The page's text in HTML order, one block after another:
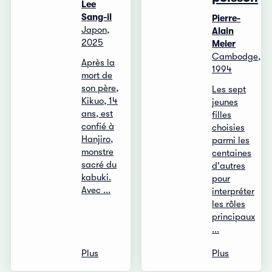
Lee
Sang-il
Japon,
2025
Après la
mort de
son père,
Kikuo, 14
ans, est
confié à
Hanjiro,
monstre
sacré du
kabuki.
Avec ...
Plus
Pierre-
Alain
Meier
Cambodge,
1994
Les sept
jeunes
filles
choisies
parmi les
centaines
d'autres
pour
interpréter
les rôles
principaux
...
Plus